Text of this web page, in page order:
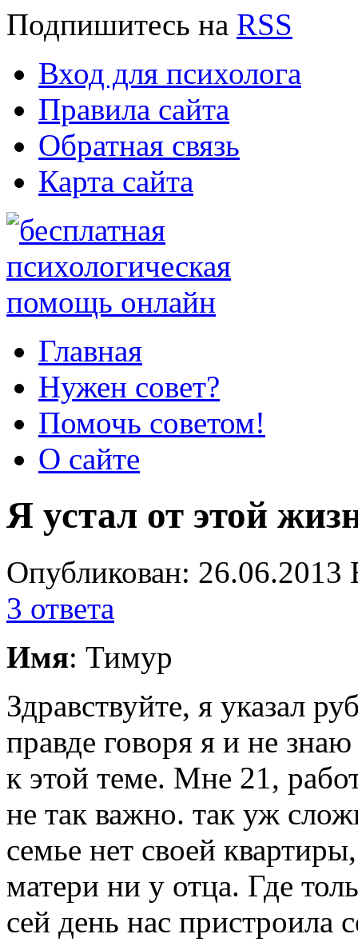
Подпишитесь на RSS
Вход для психолога
Правила сайта
Обратная связь
Карта сайта
Главная
Нужен совет?
Помочь советом!
О сайте
Я устал от этой
Опубликован:
3 ответа
Имя: Тимур
Здравствуйте, я указал
правде говоря я и не
к этой теме. Мне 21,
не так важно. так уж
семье нет своей
матери ни у отца. Где
сей день нас пристроила